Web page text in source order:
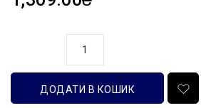
ДОДАТИ В КОШИК